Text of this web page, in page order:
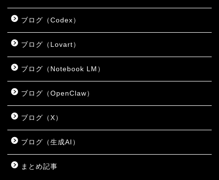
ブログ（Codex）
ブログ（Lovart）
ブログ（Notebook LM）
ブログ（OpenClaw）
ブログ（X）
ブログ（生成AI）
まとめ記事